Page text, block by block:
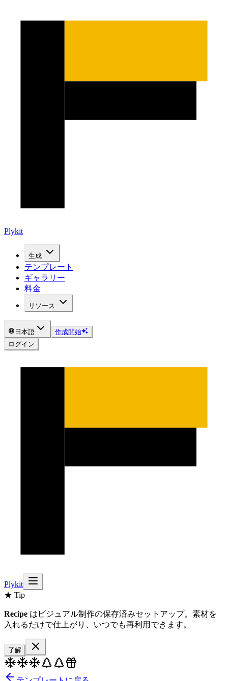
Plykit
生成
テンプレート
ギャラリー
料金
リソース
日本語
作成開始
ログイン
Plykit
★ Tip
Recipe はビジュアル制作の保存済みセットアップ。素材を
入れるだけで仕上がり、いつでも再利用できます。
了解